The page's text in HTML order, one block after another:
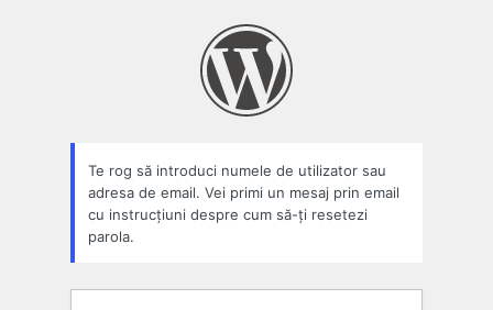
Te rog să introduci numele de utilizator sau
adresa de email. Vei primi un mesaj prin email
cu instrucțiuni despre cum să-ți resetezi
parola.